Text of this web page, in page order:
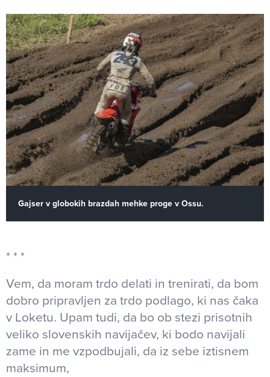
Gajser v globokih brazdah mehke proge v Ossu.
Vem, da moram trdo delati in trenirati, da bom
dobro pripravljen za trdo podlago, ki nas čaka
v Loketu. Upam tudi, da bo ob stezi prisotnih
veliko slovenskih navijačev, ki bodo navijali
zame in me vzpodbujali, da iz sebe iztisnem
maksimum,